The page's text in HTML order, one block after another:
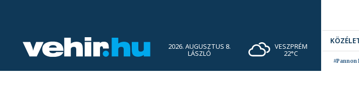
2026. AUGUSZTUS 8.
LÁSZLÓ
VESZPRÉM
22°C
#Pannon